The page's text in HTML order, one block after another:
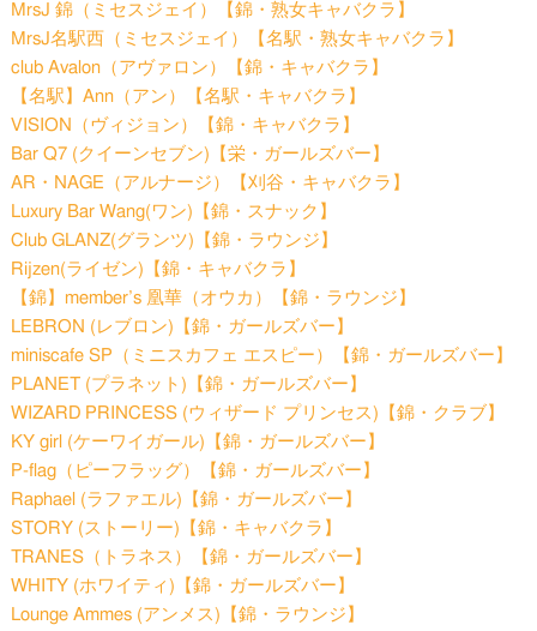
MrsJ 錦（ミセスジェイ）【錦・熟女キャバクラ】
MrsJ名駅西（ミセスジェイ）【名駅・熟女キャバクラ】
club Avalon（アヴァロン）【錦・キャバクラ】
【名駅】Ann（アン）【名駅・キャバクラ】
VISION（ヴィジョン）【錦・キャバクラ】
Bar Q7 (クイーンセブン)【栄・ガールズバー】
AR・NAGE（アルナージ）【刈谷・キャバクラ】
Luxury Bar Wang(ワン)【錦・スナック】
Club GLANZ(グランツ)【錦・ラウンジ】
Rijzen(ライゼン)【錦・キャバクラ】
【錦】member’s 凰華（オウカ）【錦・ラウンジ】
LEBRON (レブロン)【錦・ガールズバー】
miniscafe SP（ミニスカフェ エスピー）【錦・ガールズバー】
PLANET (プラネット)【錦・ガールズバー】
WIZARD PRINCESS (ウィザード プリンセス)【錦・クラブ】
KY girl (ケーワイガール)【錦・ガールズバー】
P-flag（ピーフラッグ）【錦・ガールズバー】
Raphael (ラファエル)【錦・ガールズバー】
STORY (ストーリー)【錦・キャバクラ】
TRANES（トラネス）【錦・ガールズバー】
WHITY (ホワイティ)【錦・ガールズバー】
Lounge Ammes (アンメス)【錦・ラウンジ】